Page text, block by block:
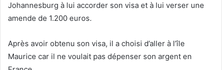
Johannesburg à lui accorder son visa et à lui verser une
amende de 1.200 euros.
Après avoir obtenu son visa, il a choisi d’aller à l’île
Maurice car il ne voulait pas dépenser son argent en